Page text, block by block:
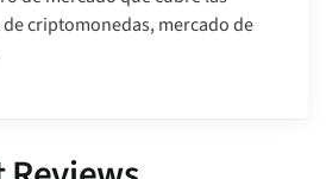
criptomonedas, mercado de